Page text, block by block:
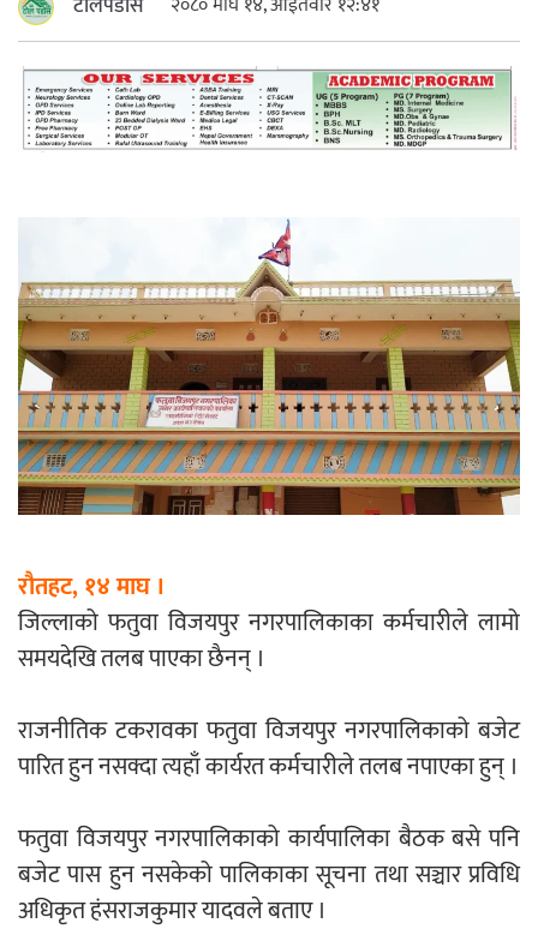
महत्त्वपूर्ण हुन्छ : मेयर मण्डल
श्रीमती बलात्कार मुद्दामा श्रीमान्लाई छ महिना
कैद, एक लाख रुपैयाँ क्षतिपूर्ति
बलियो र जीवन्त विकास साझेदारीको एक
हिस्सा : नियोग उपप्रमुख श्रीवास्तव
प्रेस काउन्सिल सदस्य नियुक्तिमा विभेद भयो :
रौतहट, १४ माघ ।
जिल्लाको फतुवा विजयपुर नगरपालिकाका कर्मचारीले लामो
समयदेखि तलब पाएका छैनन् ।
राजनीतिक टकरावका फतुवा विजयपुर नगरपालिकाको बजेट
पारित हुन नसक्दा त्यहाँ कार्यरत कर्मचारीले तलब नपाएका हुन् ।
फतुवा विजयपुर नगरपालिकाको कार्यपालिका बैठक बसे पनि
बजेट पास हुन नसकेको पालिकाका सूचना तथा सञ्चार प्रविधि
अधिकृत हंसराजकुमार यादवले बताए ।